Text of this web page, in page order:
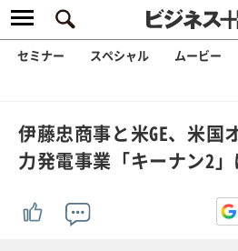
セミナー スペシャル ムービー
伊藤忠商事と米GE、米国
力発電事業「キーナン2